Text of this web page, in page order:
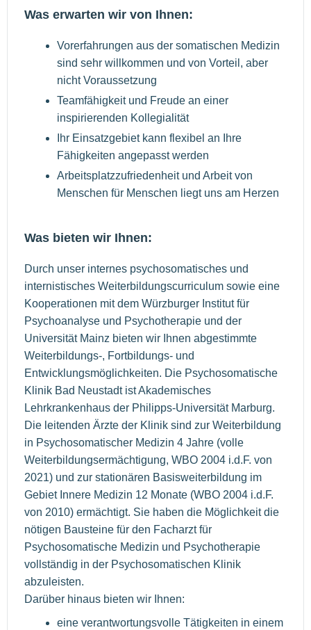
Was erwarten wir von Ihnen:
Vorerfahrungen aus der somatischen Medizin
sind sehr willkommen und von Vorteil, aber
nicht Voraussetzung
Teamfähigkeit und Freude an einer
inspirierenden Kollegialität
Ihr Einsatzgebiet kann flexibel an Ihre
Fähigkeiten angepasst werden
Arbeitsplatzzufriedenheit und Arbeit von
Menschen für Menschen liegt uns am Herzen
Was bieten wir Ihnen:
Durch unser internes psychosomatisches und
internistisches Weiterbildungscurriculum sowie eine
Kooperationen mit dem Würzburger Institut für
Psychoanalyse und Psychotherapie und der
Universität Mainz bieten wir Ihnen abgestimmte
Weiterbildungs-, Fortbildungs- und
Entwicklungsmöglichkeiten. Die Psychosomatische
Klinik Bad Neustadt ist Akademisches
Lehrkrankenhaus der Philipps-Universität Marburg.
Die leitenden Ärzte der Klinik sind zur Weiterbildung
in Psychosomatischer Medizin 4 Jahre (volle
Weiterbildungsermächtigung, WBO 2004 i.d.F. von
2021) und zur stationären Basisweiterbildung im
Gebiet Innere Medizin 12 Monate (WBO 2004 i.d.F.
von 2010) ermächtigt. Sie haben die Möglichkeit die
nötigen Bausteine für den Facharzt für
Psychosomatische Medizin und Psychotherapie
vollständig in der Psychosomatischen Klinik
abzuleisten.
Darüber hinaus bieten wir Ihnen:
eine verantwortungsvolle Tätigkeiten in einem